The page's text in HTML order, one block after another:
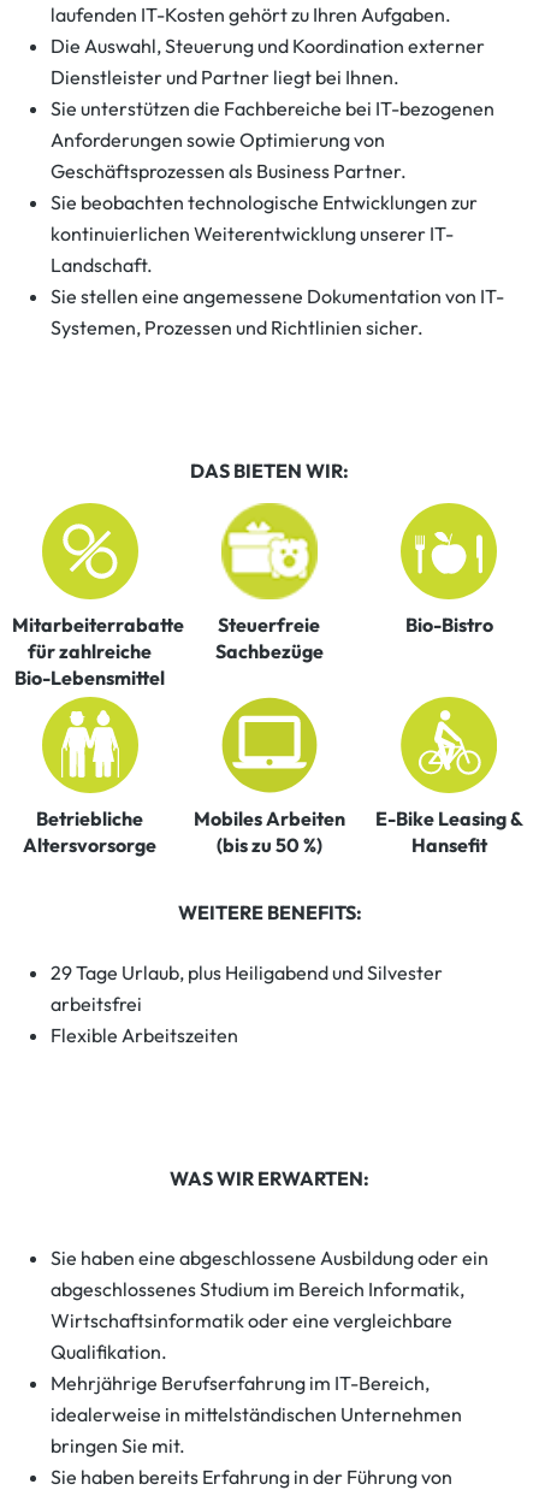
laufenden IT-Kosten gehört zu Ihren Aufgaben.
Die Auswahl, Steuerung und Koordination externer
Dienstleister und Partner liegt bei Ihnen.
Sie unterstützen die Fachbereiche bei IT-bezogenen
Anforderungen sowie Optimierung von
Geschäftsprozessen als Business Partner.
Sie beobachten technologische Entwicklungen zur
kontinuierlichen Weiterentwicklung unserer IT-
Landschaft.
Sie stellen eine angemessene Dokumentation von IT-
Systemen, Prozessen und Richtlinien sicher.
DAS BIETEN WIR:
Mitarbeiterrabatte
für zahlreiche
Bio-Lebensmittel
Steuerfreie
Sachbezüge
Bio-Bistro
Betriebliche
Altersvorsorge
Mobiles Arbeiten
(bis zu 50 %)
E-Bike Leasing &
Hansefit
WEITERE BENEFITS:
29 Tage Urlaub, plus Heiligabend und Silvester
arbeitsfrei
Flexible Arbeitszeiten
WAS WIR ERWARTEN:
Sie haben eine abgeschlossene Ausbildung oder ein
abgeschlossenes Studium im Bereich Informatik,
Wirtschaftsinformatik oder eine vergleichbare
Qualifikation.
Mehrjährige Berufserfahrung im IT-Bereich,
idealerweise in mittelständischen Unternehmen
bringen Sie mit.
Sie haben bereits Erfahrung in der Führung von